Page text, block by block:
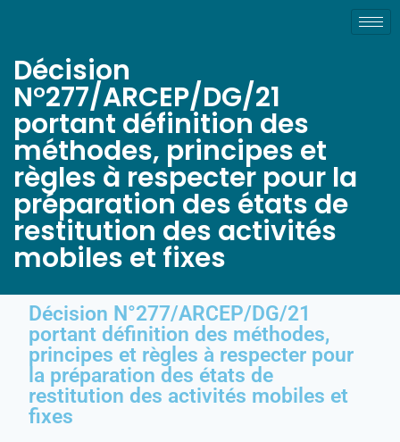
Décision
N°277/ARCEP/DG/21
portant définition des
méthodes, principes et
règles à respecter pour la
préparation des états de
restitution des activités
mobiles et fixes
Décision N°277/ARCEP/DG/21
portant définition des méthodes,
principes et règles à respecter pour
la préparation des états de
restitution des activités mobiles et
fixes